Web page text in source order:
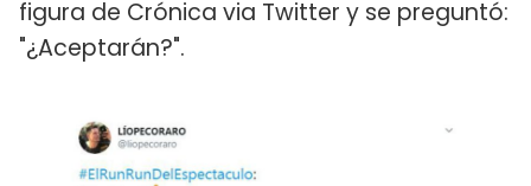
figura de Crónica via Twitter y se preguntó:
"¿Aceptarán?".